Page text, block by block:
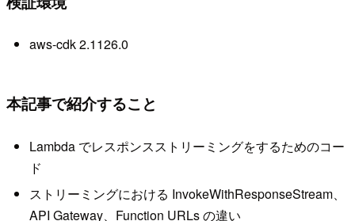
aws-cdk 2.1126.0
本記事で紹介すること
Lambda でレスポンスストリーミングをするためのコー
ド
ストリーミングにおける InvokeWithResponseStream、
API Gateway、Function URLs の違い